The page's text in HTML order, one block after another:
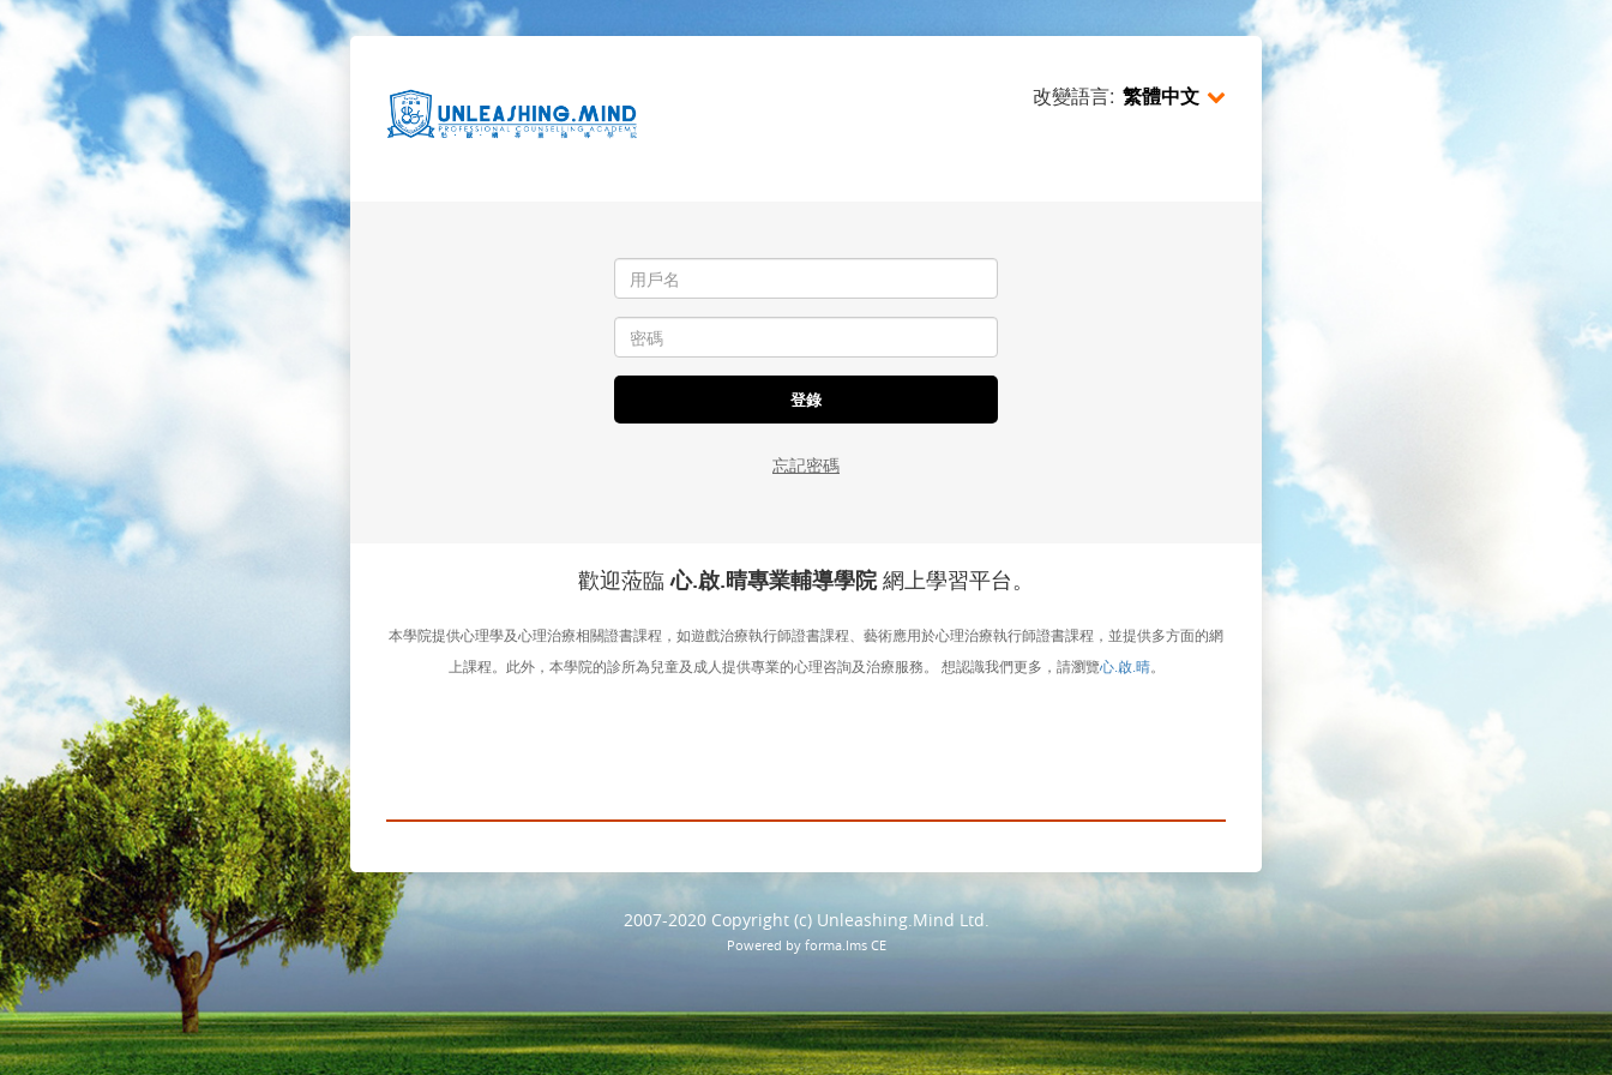
改變語言: 繁體中文
忘記密碼
歡迎蒞臨心.啟.晴專業輔導學院網上學習平台。
本學院提供心理學及心理治療相關證書課程，如遊戲治療執行師證書課程、藝術應用於心理治療執行師證書課程，並提供多方面的網
上課程。此外，本學院的診所為兒童及成人提供專業的心理咨詢及治療服務。 想認識我們更多，請瀏覽心.啟.晴。
2007-2020 Copyright (c) Unleashing.Mind Ltd.
Powered by forma.lms CE